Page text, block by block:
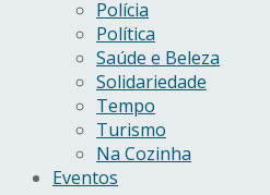
Polícia
Política
Saúde e Beleza
Solidariedade
Tempo
Turismo
Na Cozinha
Eventos